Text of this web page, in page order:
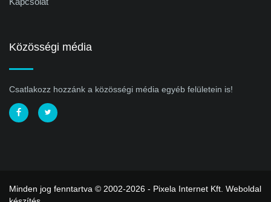
Közösségi média
Csatlakozz hozzánk a közösségi média egyéb felületein is!
Minden jog fenntartva © 2002-2026 - Pixela Internet Kft. Weboldal